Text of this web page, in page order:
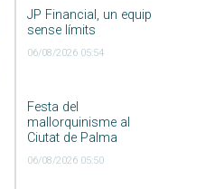
JP Financial, un equip
sense límits
06/08/2026 05:54
Festa del
mallorquinisme al
Ciutat de Palma
06/08/2026 05:50